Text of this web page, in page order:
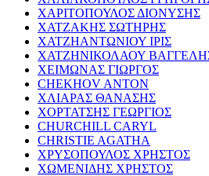
ΧΑΡΙΤΟΠΟΥΛΟΣ ΔΙΟΝΥΣΗΣ
ΧΑΤΖΑΚΗΣ ΣΩΤΗΡΗΣ
ΧΑΤΖΗΑΝΤΩΝΙΟΥ ΙΡΙΣ
ΧΑΤΖΗΝΙΚΟΛΑΟΥ
ΧΕΙΜΩΝΑΣ ΓΙΩΡΓΟΣ
CHEKHOV ANTON
ΧΛΙΑΡΑΣ ΘΑΝΑΣΗΣ
ΧΟΡΤΑΤΣΗΣ ΓΕΩΡΓΙΟΣ
CHURCHILL CARYL
CHRISTIE AGATHA
ΧΡΥΣΟΠΟΥΛΟΣ ΧΡΗΣΤΟΣ
ΧΩΜΕΝΙΔΗΣ ΧΡΗΣΤΟΣ